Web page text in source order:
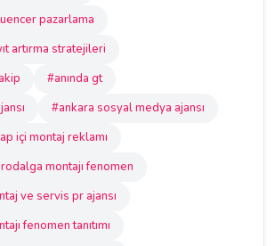
pazarlama
artırma stratejileri
#anında gt
#ankara sosyal medya ajansı
içi montaj reklamı
montajı fenomen
ve servis pr ajansı
fenomen tanıtımı